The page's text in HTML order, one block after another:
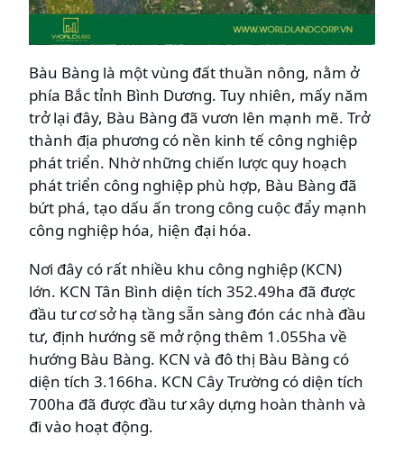
Bàu Bàng là một vùng đất thuần nông, nằm ở
phía Bắc tỉnh Bình Dương. Tuy nhiên, mấy năm
trở lại đây, Bàu Bàng đã vươn lên mạnh mẽ. Trở
thành địa phương có nền kinh tế công nghiệp
phát triển. Nhờ những chiến lược quy hoạch
phát triển công nghiệp phù hợp, Bàu Bàng đã
bứt phá, tạo dấu ấn trong công cuộc đẩy mạnh
công nghiệp hóa, hiện đại hóa.
Nơi đây có rất nhiều khu công nghiệp (KCN)
lớn. KCN Tân Bình diện tích 352.49ha đã được
đầu tư cơ sở hạ tầng sẵn sàng đón các nhà đầu
tư, định hướng sẽ mở rộng thêm 1.055ha về
hướng Bàu Bàng. KCN và đô thị Bàu Bàng có
diện tích 3.166ha. KCN Cây Trường có diện tích
700ha đã được đầu tư xây dựng hoàn thành và
đi vào hoạt động.